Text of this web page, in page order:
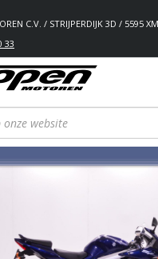
C.V. / STRIJPERDIJK 3D / 5595
33